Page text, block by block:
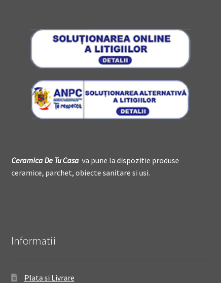
Ceramica DeTu Casava pune la dispozitie produse
ceramice, parchet, obiecte sanitare si usi.
Informatii
Plata si Livrare